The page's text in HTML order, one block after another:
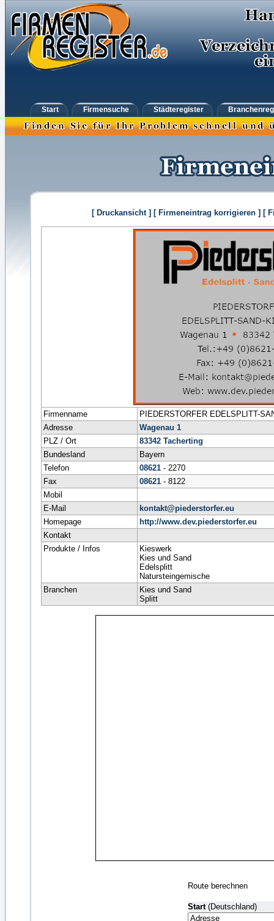
Start Firmensuche Städteregister
[ Druckansicht ] [ Firmeneintrag korrigieren ] [
Firmenname
PIEDERSTORFER EDELSPLITT-
Adresse
Wagenau 1
PLZ / Ort
83342 Tacherting
Bundesland
Bayern
Telefon
08621- 2270
Fax
08621- 8122
Mobil
E-Mail
kontakt@piederstorfer.eu
Homepage
http://www.dev.piederstorfer.eu
Kontakt
Produkte / Infos
Kieswerk
Kies und Sand
Edelsplitt
Natursteingemische
Branchen
Kies und Sand
Splitt
Route berechnen
Start(Deutschland)